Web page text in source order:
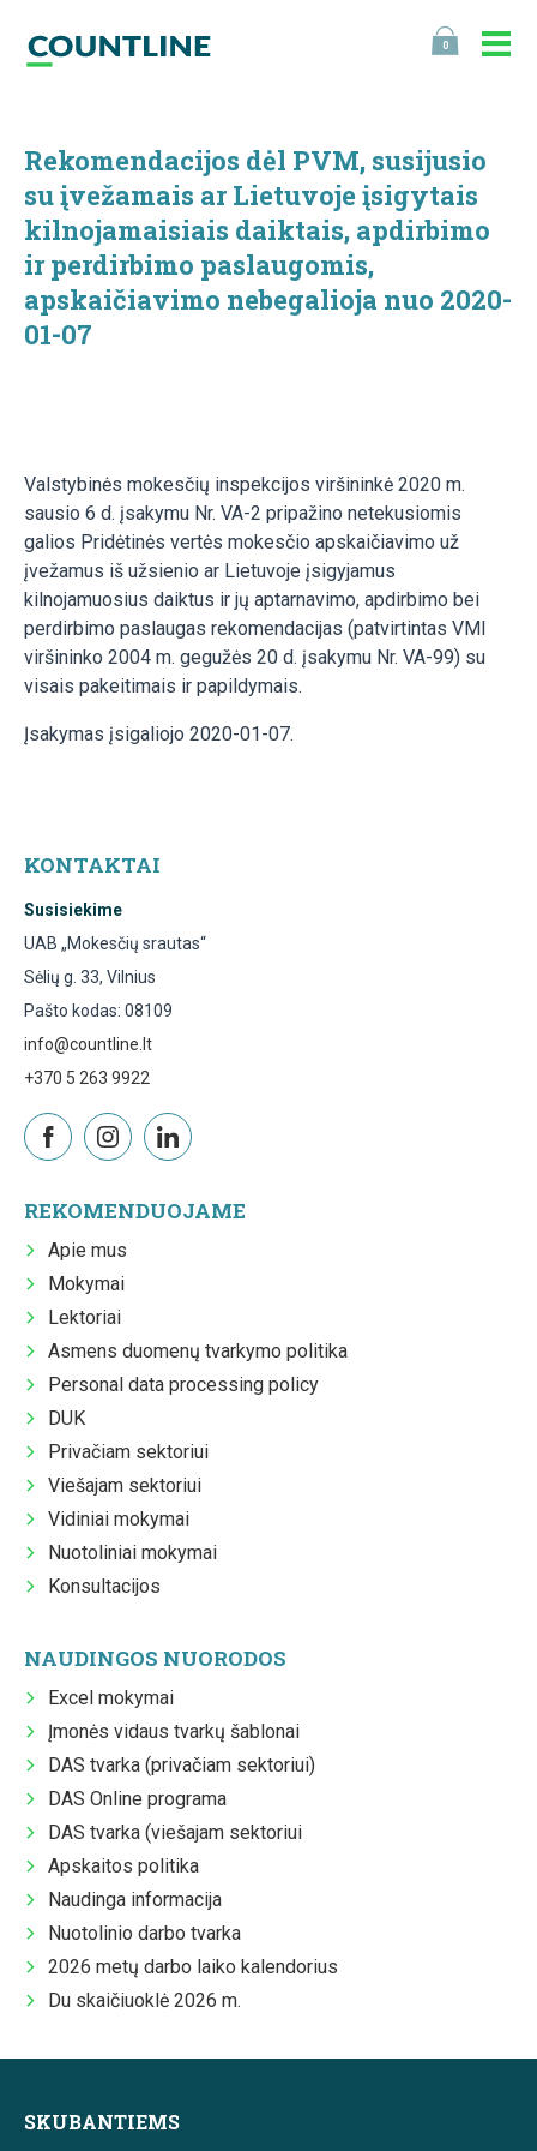
0
Rekomendacijos dėl PVM, susijusio
su įvežamais ar Lietuvoje įsigytais
kilnojamaisiais daiktais, apdirbimo
ir perdirbimo paslaugomis,
apskaičiavimo nebegalioja nuo 2020-
01-07
Valstybinės mokesčių inspekcijos viršininkė 2020 m.
sausio 6 d. įsakymu Nr. VA-2 pripažino netekusiomis
galios Pridėtinės vertės mokesčio apskaičiavimo už
įvežamus iš užsienio ar Lietuvoje įsigyjamus
kilnojamuosius daiktus ir jų aptarnavimo, apdirbimo bei
perdirbimo paslaugas rekomendacijas (patvirtintas VMI
viršininko 2004 m. gegužės 20 d. įsakymu Nr. VA-99) su
visais pakeitimais ir papildymais.
Įsakymas įsigaliojo 2020-01-07.
KONTAKTAI
Susisiekime
UAB „Mokesčių srautas“
Sėlių g. 33, Vilnius
Pašto kodas: 08109
info@countline.lt
+370 5 263 9922
REKOMENDUOJAME
Apie mus
Mokymai
Lektoriai
Asmens duomenų tvarkymo politika
Personal data processing policy
DUK
Privačiam sektoriui
Viešajam sektoriui
Vidiniai mokymai
Nuotoliniai mokymai
Konsultacijos
NAUDINGOS NUORODOS
Excel mokymai
Įmonės vidaus tvarkų šablonai
DAS tvarka (privačiam sektoriui)
DAS Online programa
DAS tvarka (viešajam sektoriui
Apskaitos politika
Naudinga informacija
Nuotolinio darbo tvarka
2026 metų darbo laiko kalendorius
Du skaičiuoklė 2026 m.
SKUBANTIEMS